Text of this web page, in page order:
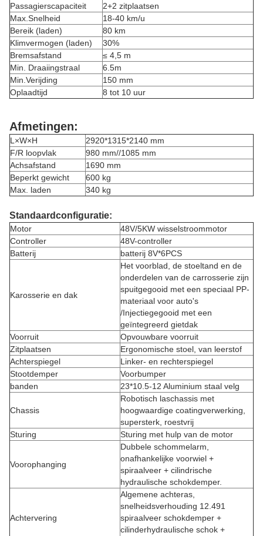
Passagierscapaciteit
2+2 zitplaatsen
Max.Snelheid
18-40 km/u
Bereik (laden)
80 km
Klimvermogen (laden)
30%
Bremsafstand
≤ 4,5 m
Min. Draaiingstraal
6.5m
Min.Verijding
150 mm
Oplaadtijd
8 tot 10 uur
Afmetingen:
L×W×H
2920*1315*2140 mm
F/R loopvlak
980 mm//1085 mm
Achsafstand
1690 mm
Beperkt gewicht
600 kg
Max. laden
340 kg
Standaardconfiguratie:
Motor
48V/5KW wisselstroommotor
Controller
48V-controller
Batterij
batterij 8V*6PCS
Karosserie en dak
Het voorblad, de stoeltand en de
onderdelen van de carrosserie zijn
spuitgegooid met een speciaal PP-
materiaal voor auto's
/Injectiegegooid met een
geïntegreerd gietdak
Voorruit
Opvouwbare voorruit
Zitplaatsen
Ergonomische stoel, van leerstof
Achterspiegel
Linker- en rechterspiegel
Stootdemper
Voorbumper
banden
23*10.5-12 Aluminium staal velg
Chassis
Robotisch laschassis met
hoogwaardige coatingverwerking,
supersterk, roestvrij
Sturing
Sturing met hulp van de motor
Voorophanging
Dubbele schommelarm,
onafhankelijke voorwiel +
spiraalveer + cilindrische
hydraulische schokdemper.
Achtervering
Algemene achteras,
snelheidsverhouding 12.491
spiraalveer schokdemper +
cilinderhydraulische schok +